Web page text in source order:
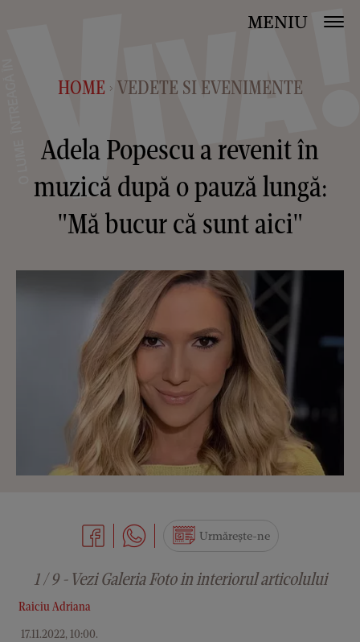
MENIU
HOME > VEDETE SI EVENIMENTE
Adela Popescu a revenit în
muzică după o pauză lungă:
"Mă bucur că sunt aici"
Raiciu Adriana
17.11.2022, 10:00.
Urmărește-ne
1 / 9 - Vezi Galeria Foto in interiorul articolului